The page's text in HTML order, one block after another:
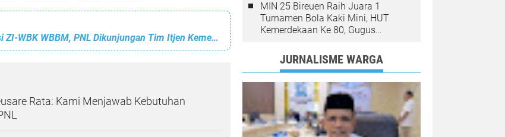
Dalam Rangka Evaluasi ZI-WBK WBBM, PNL Dikunjungan Tim Itjen Kemendikbudristek
Rata: Kami Menjawab Kebutuhan
MIN 25 Bireuen Raih Juara 1
Turnamen Bola Kaki Mini, HUT
Kemerdekaan Ke 80, Gugus
JURNALISME WARGA